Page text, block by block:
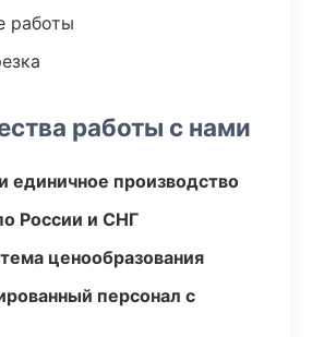
работы
работы с нами
единичное производство
России и СНГ
ценообразования
персонал с